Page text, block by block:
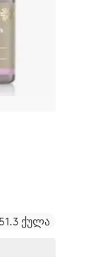
51.3 ქულა